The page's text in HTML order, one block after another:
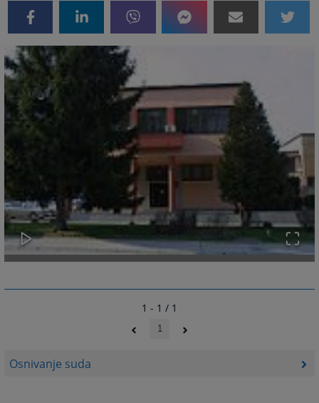
Osnivanje suda
1 - 1 / 1
1